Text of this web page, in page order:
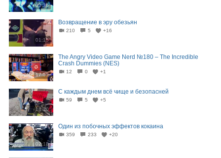
03:36
01:15
Возвращение в эру обезьян
210 5 +16
17:59
The Angry Video Game Nerd №180 – The Incredible
Crash Dummies (NES)
12 0 +1
14:20
С каждым днем всё чище и безопасней
59 5 +5
02:18
Один из побочных эффектов кокаина
359 233 +20